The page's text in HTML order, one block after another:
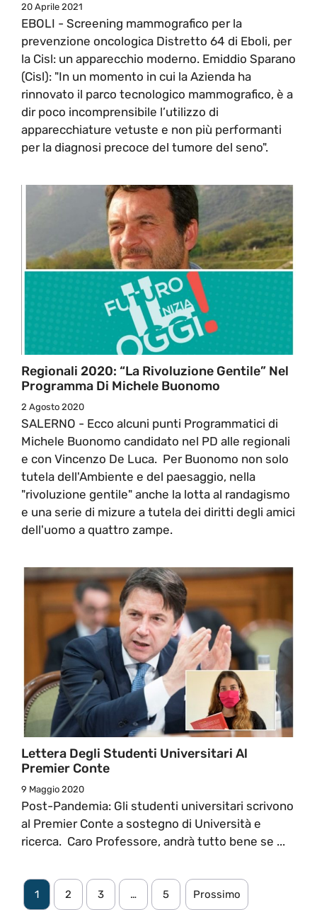
20 Aprile 2021
EBOLI - Screening mammografico per la
prevenzione oncologica Distretto 64 di Eboli, per
la Cisl: un apparecchio moderno. Emiddio Sparano
(Cisl): "In un momento in cui la Azienda ha
rinnovato il parco tecnologico mammografico, è a
dir poco incomprensibile l’utilizzo di
apparecchiature vetuste e non più performanti
per la diagnosi precoce del tumore del seno".
Regionali 2020: “La Rivoluzione Gentile” Nel
Programma Di Michele Buonomo
2 Agosto 2020
SALERNO - Ecco alcuni punti Programmatici di
Michele Buonomo candidato nel PD alle regionali
e con Vincenzo De Luca. Per Buonomo non solo
tutela dell'Ambiente e del paesaggio, nella
"rivoluzione gentile" anche la lotta al randagismo
e una serie di mizure a tutela dei diritti degli amici
dell'uomo a quattro zampe.
Lettera Degli Studenti Universitari Al
Premier Conte
9 Maggio 2020
Post-Pandemia: Gli studenti universitari scrivono
al Premier Conte a sostegno di Università e
ricerca. Caro Professore, andrà tutto bene se ...
1 2 3 … 5 Prossimo